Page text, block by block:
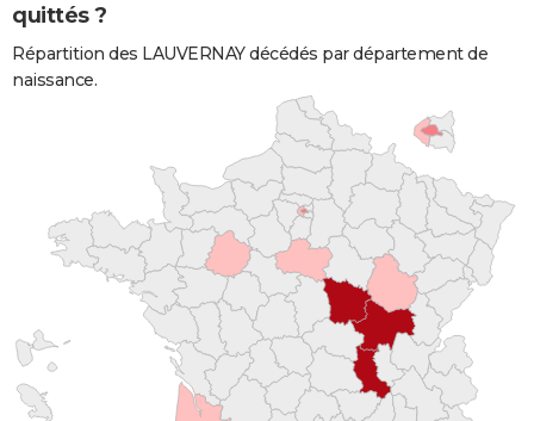
quittés ?
Répartition des LAUVERNAY décédés par département de
naissance.